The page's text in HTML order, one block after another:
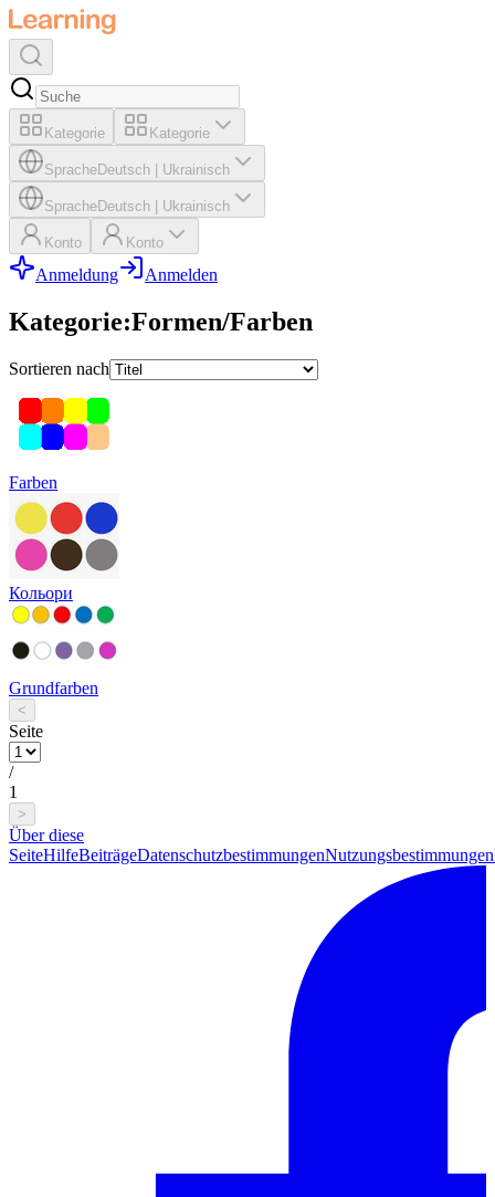
Kategorie Kategorie
SpracheDeutsch Ukrainisch
SpracheDeutsch Ukrainisch
Konto Konto
Anmeldung Anmelden
Kategorie:Formen/Farben
Sortieren nach
Farben
Кольори
Grundfarben
<
Seite
/
1
>
Über diese
SeiteHilfeBeiträgeDatenschutzbestimmungenNutzungsbestimmungen